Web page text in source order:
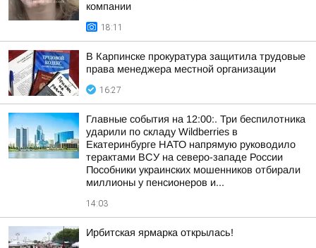
компании
18:11
В Карпинске прокуратура защитила трудовые
права менеджера местной организации
16:27
Главные события на 12:00:. Три беспилотника
ударили по складу Wildberries в
Екатеринбурге НАТО напрямую руководило
терактами ВСУ на северо-западе России
Пособники украинских мошенников отбирали
миллионы у пенсионеров и...
14:03
Ирбитская ярмарка открылась!